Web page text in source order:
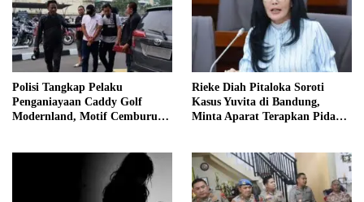
Polisi Tangkap Pelaku
Penganiayaan Caddy Golf
Modernland, Motif Cemburu
Rieke Diah Pitaloka Soroti
Kasus Yuvita di Bandung,
Minta Aparat Terapkan Pidana